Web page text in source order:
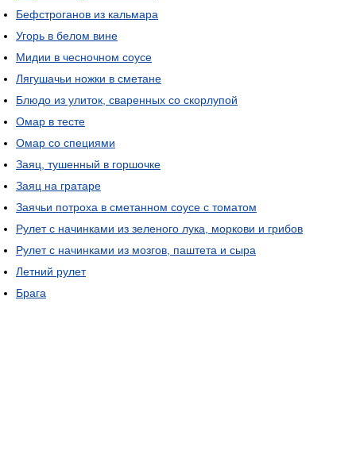
Бефстроганов из кальмара
Угорь в белом вине
Мидии в чесночном соусе
Лягушачьи ножки в сметане
Блюдо из улиток, сваренных со скорлупой
Омар в тесте
Омар со специями
Заяц, тушенный в горшочке
Заяц на гратаре
Заячьи потроха в сметанном соусе с томатом
Рулет с начинками из зеленого лука, моркови и грибов
Рулет с начинками из мозгов, паштета и сыра
Летний рулет
Брага